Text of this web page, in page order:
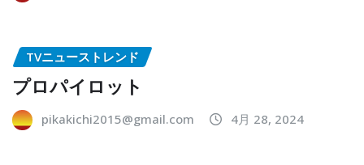
TVニューストレンド
プロパイロット
pikakichi2015@gmail.com 4月 28, 2024